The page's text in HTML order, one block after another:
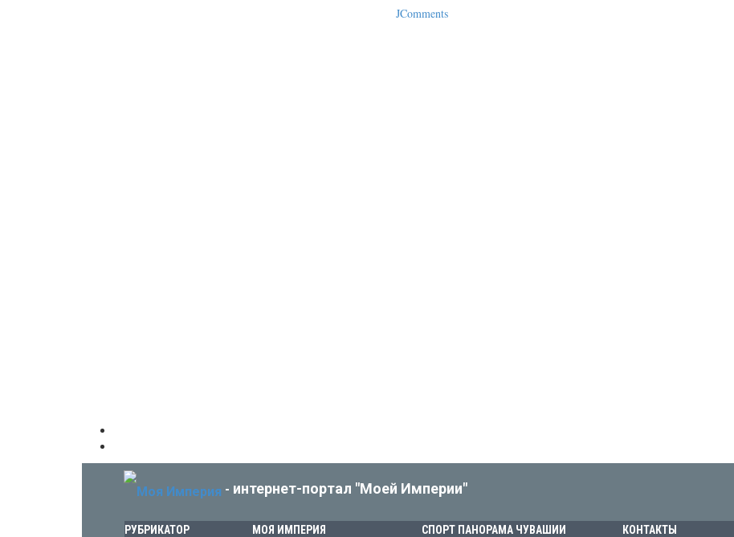
JComments
- интернет-портал "Моей Империи"
РУБРИКАТОР МОЯ ИМПЕРИЯ СПОРТ ПАНОРАМА ЧУВАШИИ КОНТАКТЫ